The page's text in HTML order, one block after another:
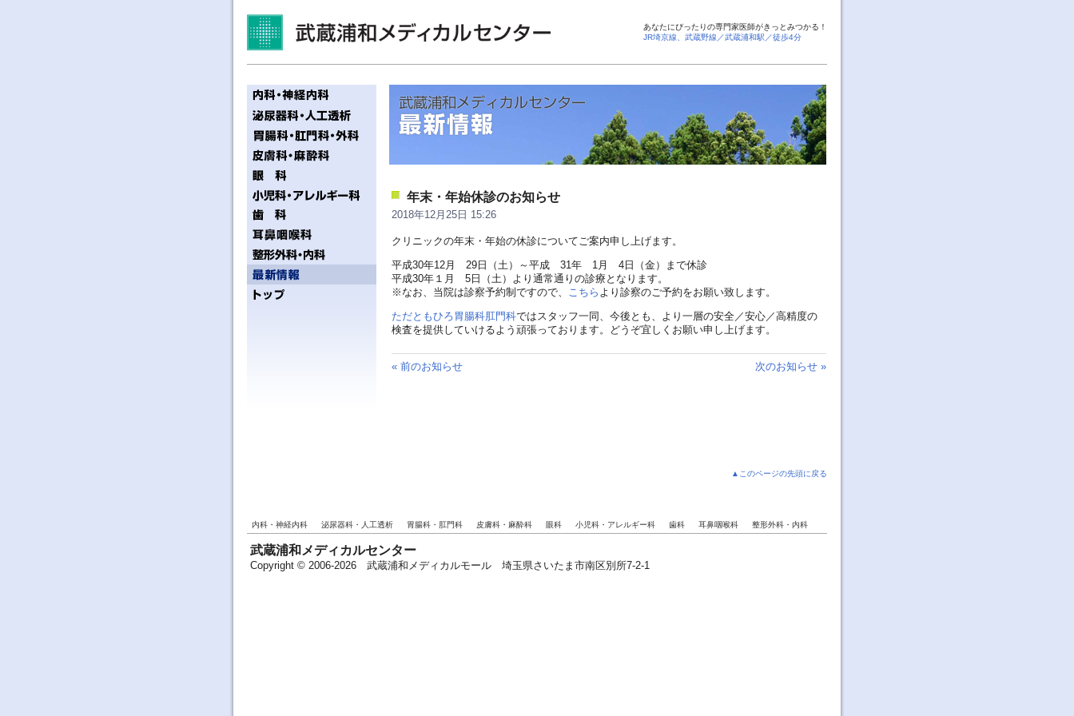
あなたにぴったりの専門家医師がきっとみつかる！
JR埼京線、武蔵野線／武蔵浦和駅／徒歩4分
年末・年始休診のお知らせ
2018年12月25日 15:26
クリニックの年末・年始の休診についてご案内申し上げます。
平成30年12月 29日（土）～平成 31年 1月 4日（金）まで休診
平成30年１月 5日（土）より通常通りの診療となります。
※なお、当院は診察予約制ですので、 こちら より診察のご予約をお願い致します。
ただともひろ胃腸科肛門科ではスタッフ一同、今後とも、より一層の安全／安心／高精度の
検査を提供していけるよう頑張っております。どうぞ宜しくお願い申し上げます。
« 前のお知らせ 次のお知らせ »
▲このページの先頭に戻る
内科・神経内科 泌尿器科・人工透析 胃腸科・肛門科 皮膚科・麻酔科 眼科 小児科・アレルギー科 歯科 耳鼻咽喉科 整形外科・内科
武蔵浦和メディカルセンター
Copyright © 2006-2026 武蔵浦和メディカルモール 埼玉県さいたま市南区別所7-2-1